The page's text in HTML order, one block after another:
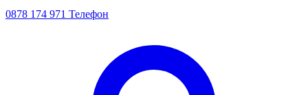
0878 174 971 Телефон